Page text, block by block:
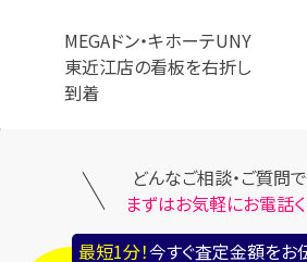
MEGAドン・キホーテUNY
東近江店の看板を右折し
到着
どんなご相談・ご質問で
まずはお気軽にお電話く
最短1分！今すぐ査定金額をお